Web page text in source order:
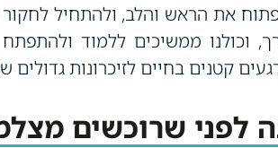
את הראש והלב, ולהתחיל
וכולנו ממשיכים ללמוד
קטנים בחיים לזיכרונות
לפני שרוכשים